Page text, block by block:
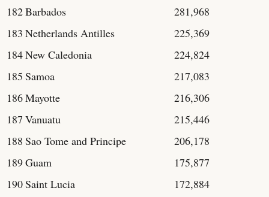
182Barbados
281,968
183 Netherlands Antilles
225,369
184New Caledonia
224,824
185 Samoa
217,083
186Mayotte
216,306
187 Vanuatu
215,446
188 Sao Tome and Principe
206,178
189Guam
175,877
190Saint Lucia
172,884